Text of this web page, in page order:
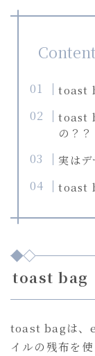
を
択
＞
toast
toast
の？？
実はデ
toast
toast bag
toast bagは、
イルの残布を